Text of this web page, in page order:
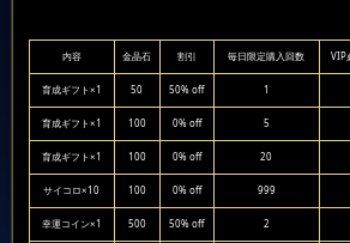
内容 金晶石 割引 毎日限定購入回数 VIP
育成ギフト×1 50 50% off 1
育成ギフト×1 100 0% off 5
育成ギフト×1 100 0% off 20
サイコロ×10 100 0% off 999
幸運コイン×1 500 50% off 2